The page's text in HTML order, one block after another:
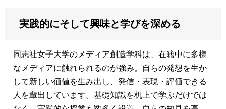
実践的にそして興味と学びを深める
同志社女子大学のメディア創造学科は、在籍中に多様
なメディアに触れられるのが強み。自らの発想を生か
して新しい価値を生み出し、発信・表現・評価できる
人を輩出しています。基礎知識を机上で学ぶだけでは